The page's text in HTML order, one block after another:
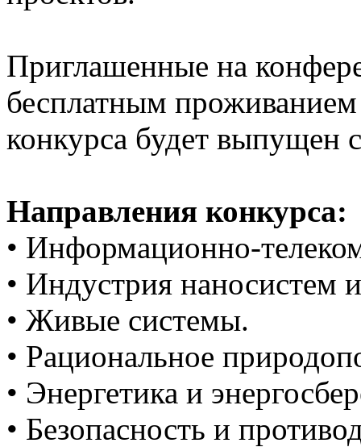
Приглашенные на
бесплатным
конкурса будет выпущен
Направления конкурса:
• Информационно-
• Индустрия наносистем
• Живые системы.
• Рациональное
• Энергетика и
• Безопасность и